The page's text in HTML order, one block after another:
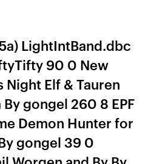
LightIntBand.dbc
90 0 New
Night Elf & Tauren
By gongel 260 8 EPF
Demon Hunter for
gongel 39 0